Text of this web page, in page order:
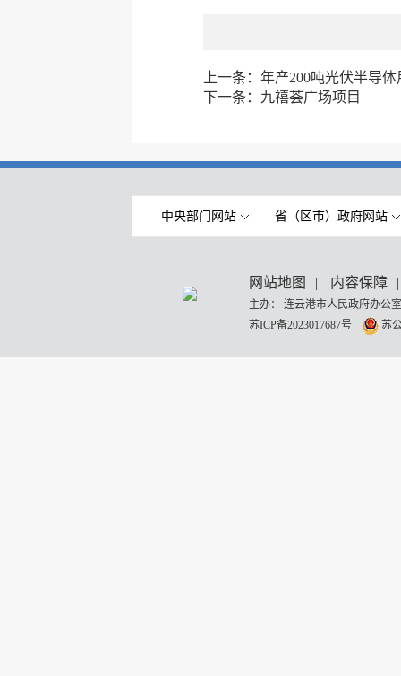
上一条： 年产200吨光伏半导
下一条： 九禧荟广场项目
中央部门网站 省（区市）政府网站
网站地图 | 内容保障 |
主办： 连云港市人民政府办
苏ICP备2023017687号
苏